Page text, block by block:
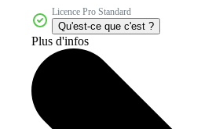
Licence Pro Standard
Qu'est-ce que c'est ?
Plus d'infos